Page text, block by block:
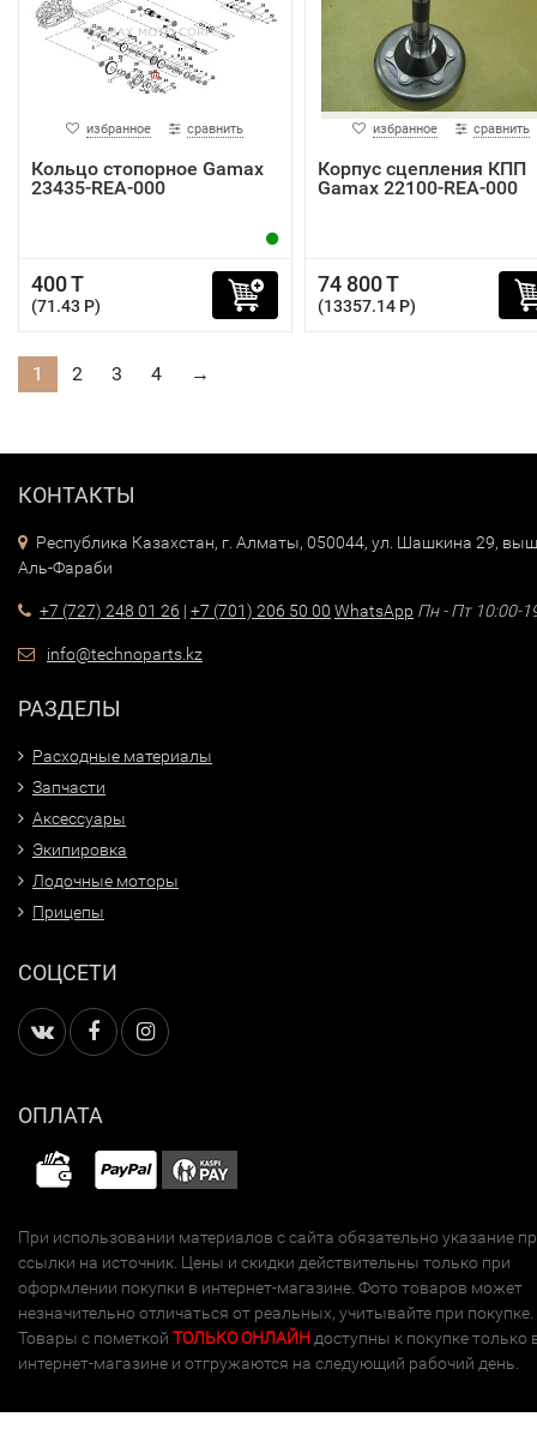
избранное сравнить
Кольцо стопорное Gamax
23435-REA-000
400 T
(71.43 P)
избранное сравнить
Корпус сцепления КПП
Gamax 22100-REA-000
74 800 T
(13357.14 P)
1 2 3 4 →
КОНТАКТЫ
Республика Казахстан, г. Алматы, 050044, ул. Шашкина 29,
Аль-Фараби
+7 (727) 248 01 26 | +7 (701) 206 50 00 WhatsApp Пн - Пт 10:00-
info@technoparts.kz
РАЗДЕЛЫ
Расходные материалы
Запчасти
Аксессуары
Экипировка
Лодочные моторы
Прицепы
СОЦСЕТИ
ОПЛАТА
При использовании материалов с сайта обязательно указание
ссылки на источник. Цены и скидки действительны только при
оформлении покупки в интернет-магазине. Фото товаров может
незначительно отличаться от реальных, учитывайте при покупке.
Товары с пометкой ТОЛЬКО ОНЛАЙН доступны к покупке только
интернет-магазине и отгружаются на следующий рабочий день.